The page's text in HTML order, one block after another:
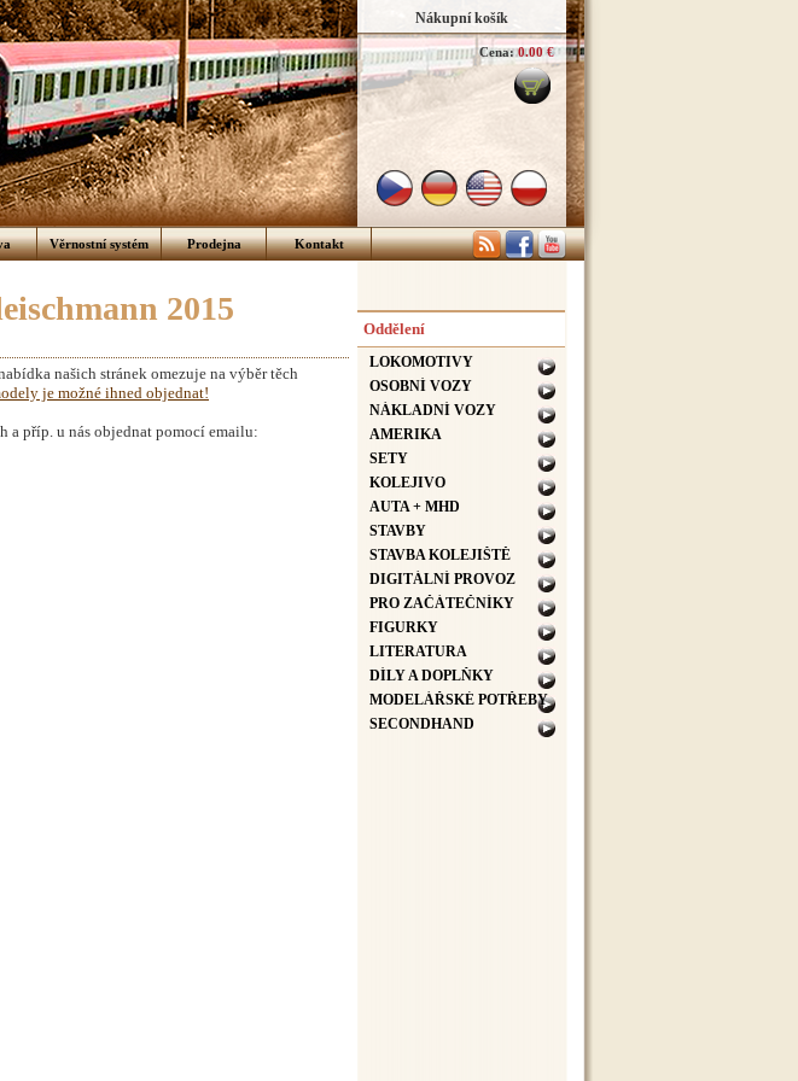
Nákupní košík
Cena: 0.00 €
Věrnostní systém Prodejna Kontakt
2015
našich stránek omezuje na výběr těch
je možné ihned objednat!
a příp. u nás objednat pomocí emailu:
Oddělení
LOKOMOTIVY
OSOBNÍ VOZY
NÁKLADNÍ VOZY
AMERIKA
SETY
KOLEJIVO
AUTA + MHD
STAVBY
STAVBA KOLEJIŠTĚ
DIGITÁLNÍ PROVOZ
PRO ZAČÁTEČNÍKY
FIGURKY
LITERATURA
DÍLY A DOPLŇKY
MODELÁŘSKÉ POTŘEBY
SECONDHAND